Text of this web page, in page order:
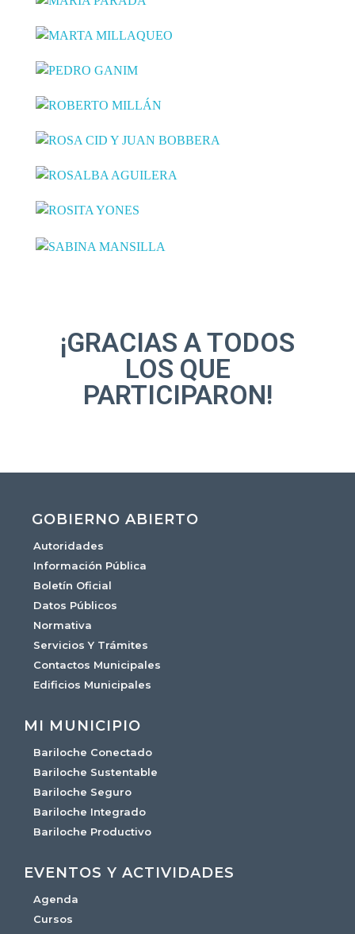
¡GRACIAS A TODOS
LOS QUE
PARTICIPARON!
GOBIERNO ABIERTO
Autoridades
Información Pública
Boletín Oficial
Datos Públicos
Normativa
Servicios Y Trámites
Contactos Municipales
Edificios Municipales
MI MUNICIPIO
Bariloche Conectado
Bariloche Sustentable
Bariloche Seguro
Bariloche Integrado
Bariloche Productivo
EVENTOS Y ACTIVIDADES
Agenda
Cursos